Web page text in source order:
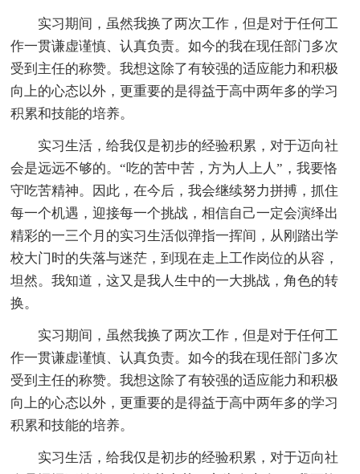
实习期间，虽然我换了两次工作，但是对于任何工
作一贯谦虚谨慎、认真负责。如今的我在现任部门多次
受到主任的称赞。我想这除了有较强的适应能力和积极
向上的心态以外，更重要的是得益于高中两年多的学习
积累和技能的培养。
实习生活，给我仅是初步的经验积累，对于迈向社
会是远远不够的。“吃的苦中苦，方为人上人”，我要恪
守吃苦精神。因此，在今后，我会继续努力拼搏，抓住
每一个机遇，迎接每一个挑战，相信自己一定会演绎出
精彩的一三个月的实习生活似弹指一挥间，从刚踏出学
校大门时的失落与迷茫，到现在走上工作岗位的从容，
坦然。我知道，这又是我人生中的一大挑战，角色的转
换。
实习期间，虽然我换了两次工作，但是对于任何工
作一贯谦虚谨慎、认真负责。如今的我在现任部门多次
受到主任的称赞。我想这除了有较强的适应能力和积极
向上的心态以外，更重要的是得益于高中两年多的学习
积累和技能的培养。
实习生活，给我仅是初步的经验积累，对于迈向社